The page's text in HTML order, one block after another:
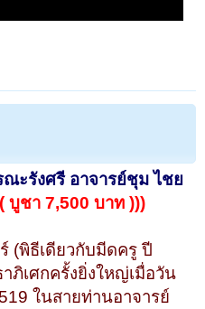
ะรังศรี อาจารย์ชุม ไชย
บูชา 7,500 บาท )))
(พิธีเดียวกับมีดครู ปี
ภิเศกครั้งยิ่งใหญ่เมื่อวัน
ในสายท่านอาจารย์